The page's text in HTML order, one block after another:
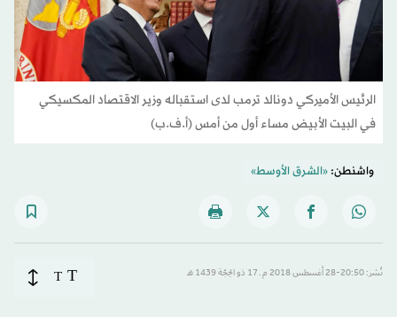
الرئيس الأميركي دونالد ترمب لدى استقباله وزير الاقتصاد المكسيكي
في البيت الأبيض مساء أول من أمس (أ.ف.ب)
واشنطن:«الشرق الأوسط»
نُشر: 20:50-28 أغسطس 2018 م ـ 17 ذو الحِجّة 1439 هـ T
T